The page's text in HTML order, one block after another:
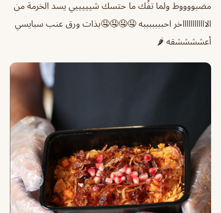
مضبووووط ولما تفُك ما حتسك شيييييي يسد الخرمة من
الااااااااااااخر احبببببببه 🤤🤤🤤🤤بذات ورق عنب سبايسي
أعششششقه 🌶